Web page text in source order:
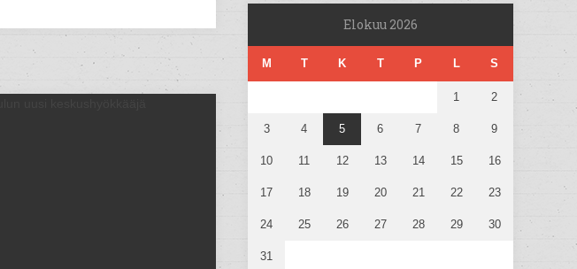
Elokuu 2026
M T K T P L S
1 2
3 4 5 6 7 8 9
10 11 12 13 14 15 16
17 18 19 20 21 22 23
24 25 26 27 28 29 30
31